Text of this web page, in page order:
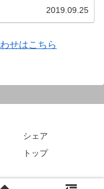
2019.09.25
せはこちら
シェア
トップ